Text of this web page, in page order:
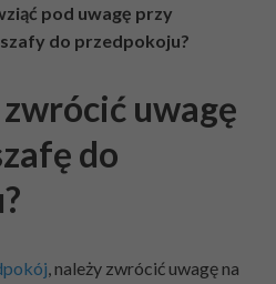
pod uwagę przy
do przedpokoju?
uwagę
do
, należy zwrócić uwagę na